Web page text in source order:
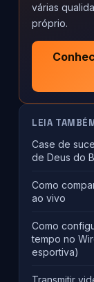
várias
próprio.
LEIA
Case de
de Deus do
Como
ao vivo
Como
tempo no
esportiva)
Transmitir